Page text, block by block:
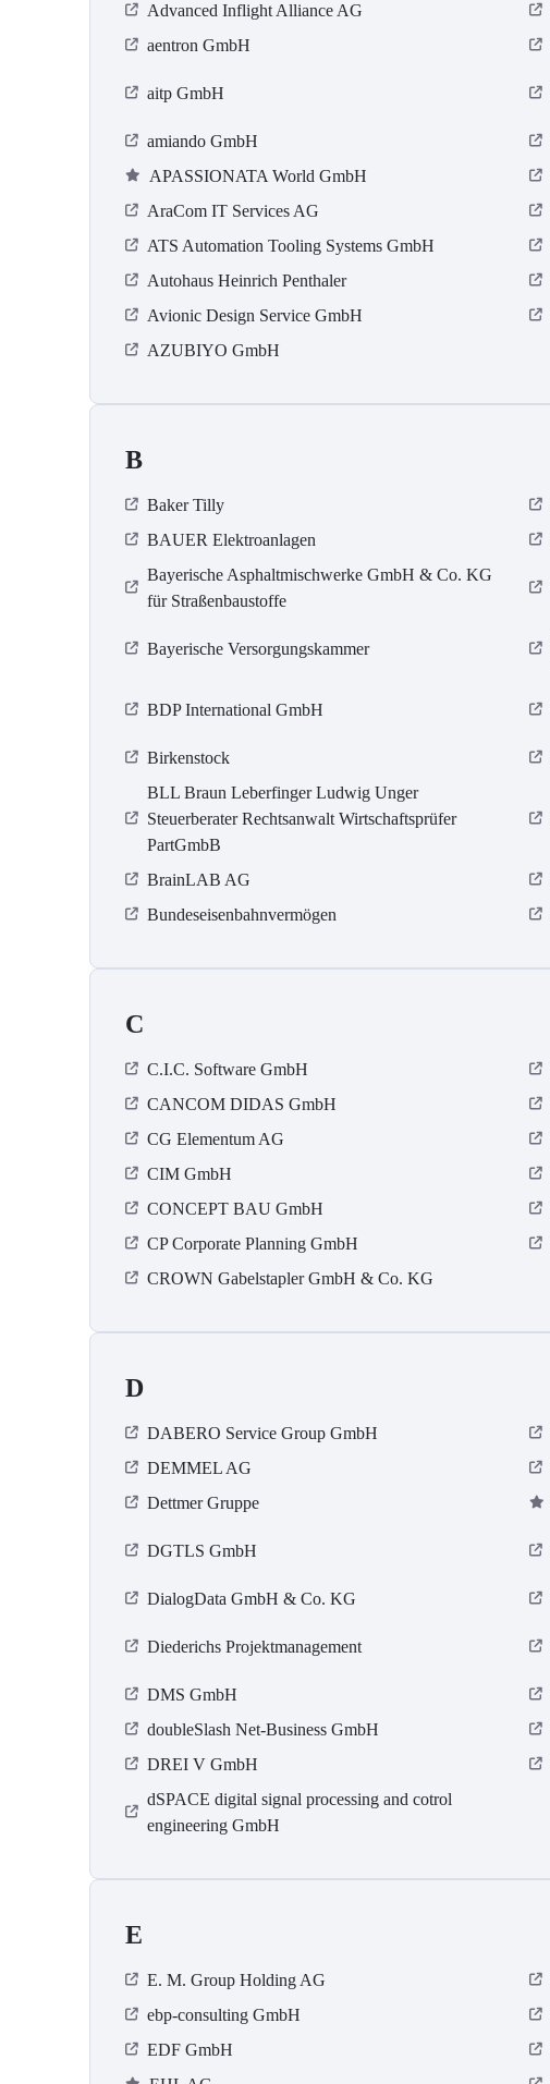
Advanced Inflight Alliance AG
aentron GmbH
aitp GmbH
amiando GmbH
APASSIONATA World GmbH
AraCom IT Services AG
ATS Automation Tooling Systems GmbH
Autohaus Heinrich Penthaler
Avionic Design Service GmbH
AZUBIYO GmbH
B
Baker Tilly
BAUER Elektroanlagen
Bayerische Asphaltmischwerke GmbH & Co. KG
für Straßenbaustoffe
Bayerische Versorgungskammer
BDP International GmbH
Birkenstock
BLL Braun Leberfinger Ludwig Unger
Steuerberater Rechtsanwalt Wirtschaftsprüfer
PartGmbB
BrainLAB AG
Bundeseisenbahnvermögen
C
C.I.C. Software GmbH
CANCOM DIDAS GmbH
CG Elementum AG
CIM GmbH
CONCEPT BAU GmbH
CP Corporate Planning GmbH
CROWN Gabelstapler GmbH & Co. KG
D
DABERO Service Group GmbH
DEMMEL AG
Dettmer Gruppe
DGTLS GmbH
DialogData GmbH & Co. KG
Diederichs Projektmanagement
DMS GmbH
doubleSlash Net-Business GmbH
DREI V GmbH
dSPACE digital signal processing and cotrol
engineering GmbH
E
E. M. Group Holding AG
ebp-consulting GmbH
EDF GmbH